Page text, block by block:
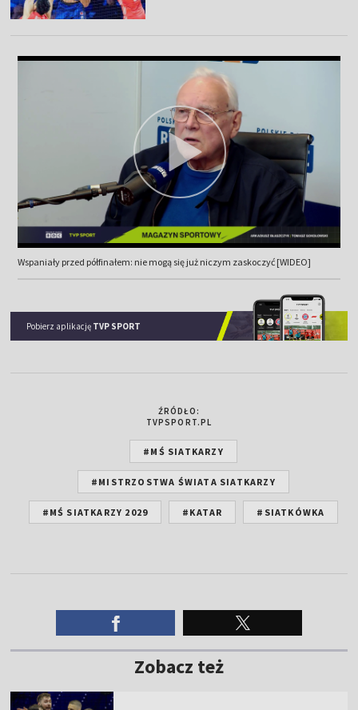
Wspaniały przed półfinałem: nie mogą się już niczym zaskoczyć [WIDEO]
Pobierz aplikację TVP SPORT
ŹRÓDŁO:
TVPSPORT.PL
#MŚ SIATKARZY
#MISTRZOSTWA ŚWIATA SIATKARZY
#MŚ SIATKARZY 2029 #KATAR #SIATKÓWKA
Zobacz też